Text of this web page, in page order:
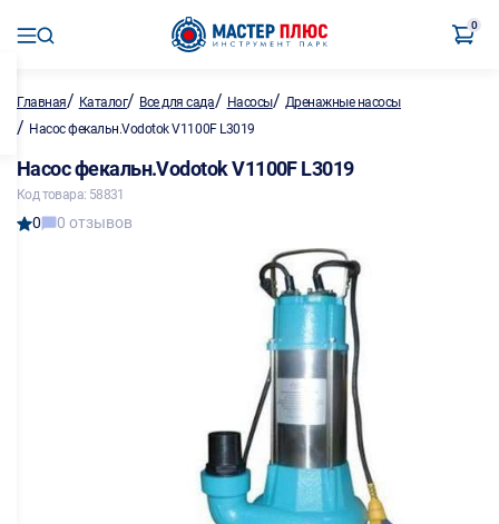
0
Главная/ Каталог/ Все для сада/ Насосы/ Дренажные насосы
/ Насос фекальн.Vodotok V1100F L3019
Насос фекальн.Vodotok V1100F L3019
Код товара: 58831
0 0 отзывов